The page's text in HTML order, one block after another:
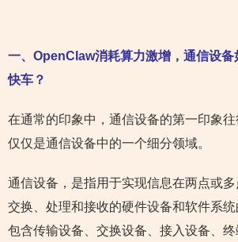
一、OpenClaw消耗算力激增，通信设备
快车？
在通常的印象中，通信设备的第一印象
仅仅是通信设备中的一个细分领域。
通信设备，是指用于实现信息在两点或多
交换、处理和接收的硬件设备和软件系
包含传输设备、交换设备、接入设备、